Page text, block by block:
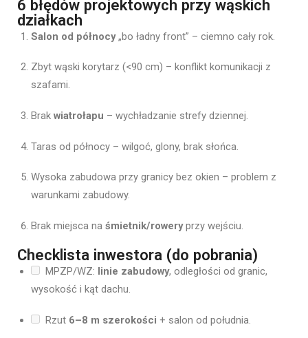
6 błędów projektowych przy wąskich
działkach
Salon od północy„bo ładny front” – ciemno cały rok.
Zbyt wąski korytarz (<90 cm) – konflikt komunikacji z
szafami.
Brak wiatrołapu – wychładzanie strefy dziennej.
Taras od północy – wilgoć, glony, brak słońca.
Wysoka zabudowa przy granicy bez okien – problem z
warunkami zabudowy.
Brak miejsca na śmietnik/roweryprzy wejściu.
Checklista inwestora (do pobrania)
MPZP/WZ: linie zabudowy, odległości od granic,
wysokość i kąt dachu.
Rzut 6–8 m szerokości + salon od południa.